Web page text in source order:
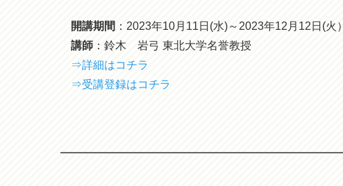
開講期間 ：2023年10月11日(水)～2023年12月12日(火）
講師 ：鈴木 岩弓 東北大学名誉教授
⇒詳細はコチラ
⇒受講登録はコチラ